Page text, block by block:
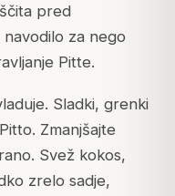
pred
za nego
Pitte.
Sladki, grenki
Zmanjšajte
Svež kokos,
zrelo sadje,